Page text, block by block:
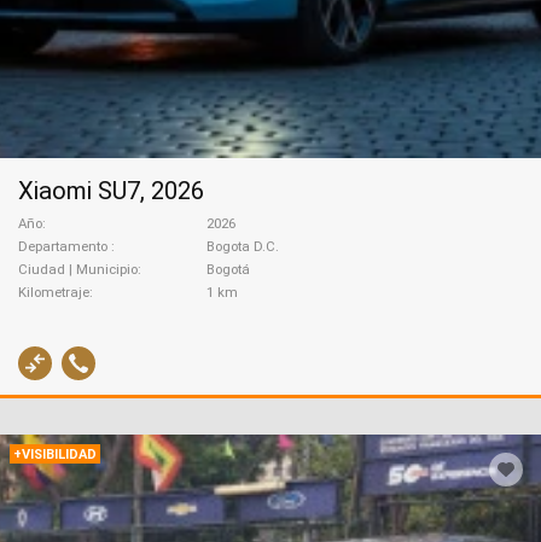
Xiaomi SU7, 2026
Año
2026
Departamento
Bogota D.C.
Ciudad | Municipio
Bogotá
Kilometraje
1 km
+VISIBILIDAD